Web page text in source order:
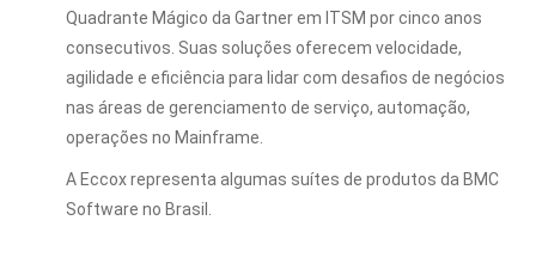
Quadrante Mágico da Gartner em ITSM por cinco anos
consecutivos. Suas soluções oferecem velocidade,
agilidade e eficiência para lidar com desafios de negócios
nas áreas de gerenciamento de serviço, automação,
operações no Mainframe.
A Eccox representa algumas suítes de produtos da BMC
Software no Brasil.